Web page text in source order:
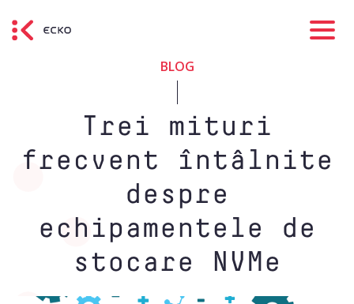
BLOG
Trei mituri
frecvent întâlnite
despre
echipamentele de
stocare NVMe